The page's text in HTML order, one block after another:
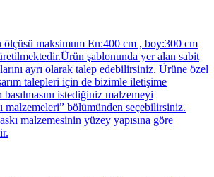
maksimum En:400 cm , boy:300 cm
şablonunda yer alan sabit
ayrı olarak talep edebilirsiniz. Ürüne özel
talepleri için de bizimle iletişime
istediğiniz malzemeyi
malzemeleri” bölümünden seçebilirsiniz.
malzemesinin yüzey yapısına göre